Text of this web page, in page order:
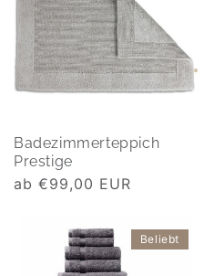
Badezimmerteppich
Prestige
Normaler
ab €99,00 EUR
Beliebt